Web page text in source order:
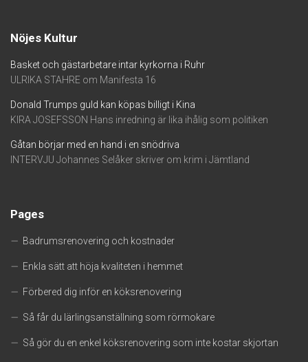
Nöjes Kultur
Basket och gästarbetare intar kyrkorna i Ruhr
ULRIKA STAHRE om Manifesta 16
Donald Trumps guld kan köpas billigt i Kina
KIRA JOSEFSSON Hans inredning är lika ihålig som politiken
Gåtan börjar med en hand i en snödriva
INTERVJU Johannes Selåker skriver om krim i Jämtland
Pages
Badrumsrenovering och kostnader
Enkla sätt att höja kvaliteten i hemmet
Förbered dig inför en köksrenovering
Så får du lärlingsanställning som rörmokare
Så gör du en enkel köksrenovering som inte kostar skjortan